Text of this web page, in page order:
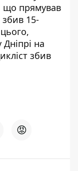
що прямував
збив 15-
Дніпрі на
збив
😡